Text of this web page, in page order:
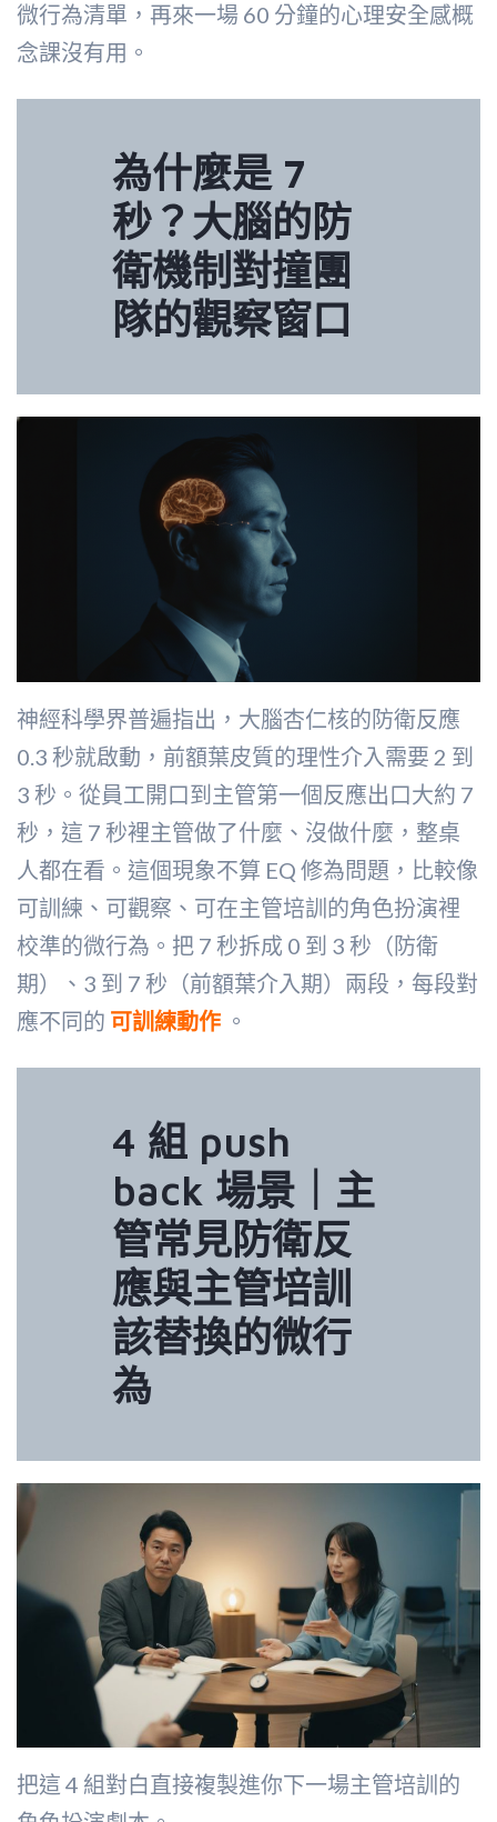
微行為清單，再來一場 60 分鐘的心理安全感概
念課沒有用。
為什麼是 7
秒？大腦的防
衛機制對撞團
隊的觀察窗口
神經科學界普遍指出，大腦杏仁核的防衛反應
0.3 秒就啟動，前額葉皮質的理性介入需要 2 到
3 秒。從員工開口到主管第一個反應出口大約 7
秒，這 7 秒裡主管做了什麼、沒做什麼，整桌
人都在看。這個現象不算 EQ 修為問題，比較像
可訓練、可觀察、可在主管培訓的角色扮演裡
校準的微行為。把 7 秒拆成 0 到 3 秒（防衛
期）、3 到 7 秒（前額葉介入期）兩段，每段對
應不同的 可訓練動作 。
4 組 push
back 場景｜主
管常見防衛反
應與主管培訓
該替換的微行
為
把這 4 組對白直接複製進你下一場主管培訓的